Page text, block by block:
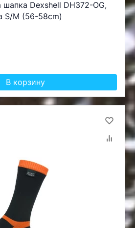
шапка Dexshell DH372-OG,
S/M (56-58cm)
В корзину